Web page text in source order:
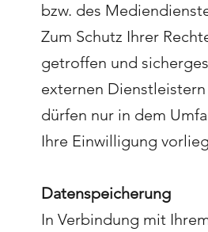
bzw. des
Zum Schutz Ihrer
getroffen und
externen
dürfen nur in dem
Ihre Einwilligung
Datenspeicherung
In Verbindung mit